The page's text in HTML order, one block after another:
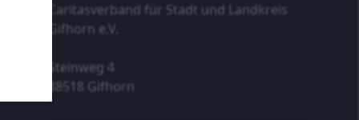
Caritasverband für Stadt und Landkreis
Gifhorn e.V.
Steinweg 4
38518 Gifhorn